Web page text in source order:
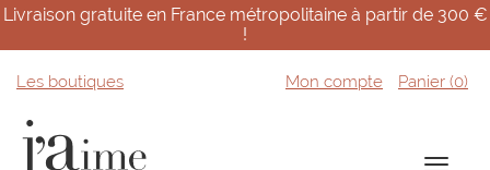
Livraison gratuite en France métropolitaine à partir de 300 €
!
Les boutiques Mon compte Panier (0)